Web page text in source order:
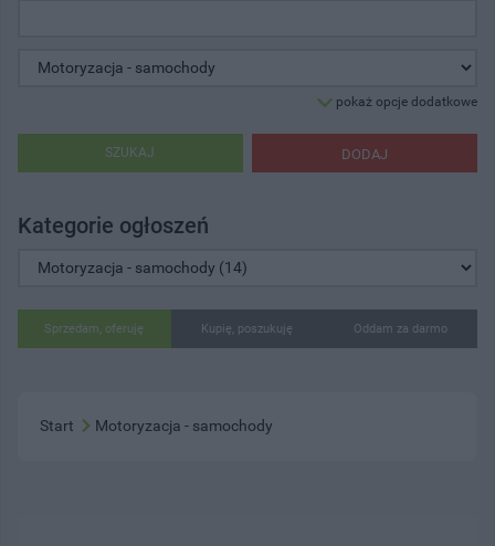
pokaż opcje dodatkowe
DODAJ
SZUKAJ
Kategorie ogłoszeń
Sprzedam, oferuję Kupię, poszukuję Oddam za darmo
Start Motoryzacja - samochody